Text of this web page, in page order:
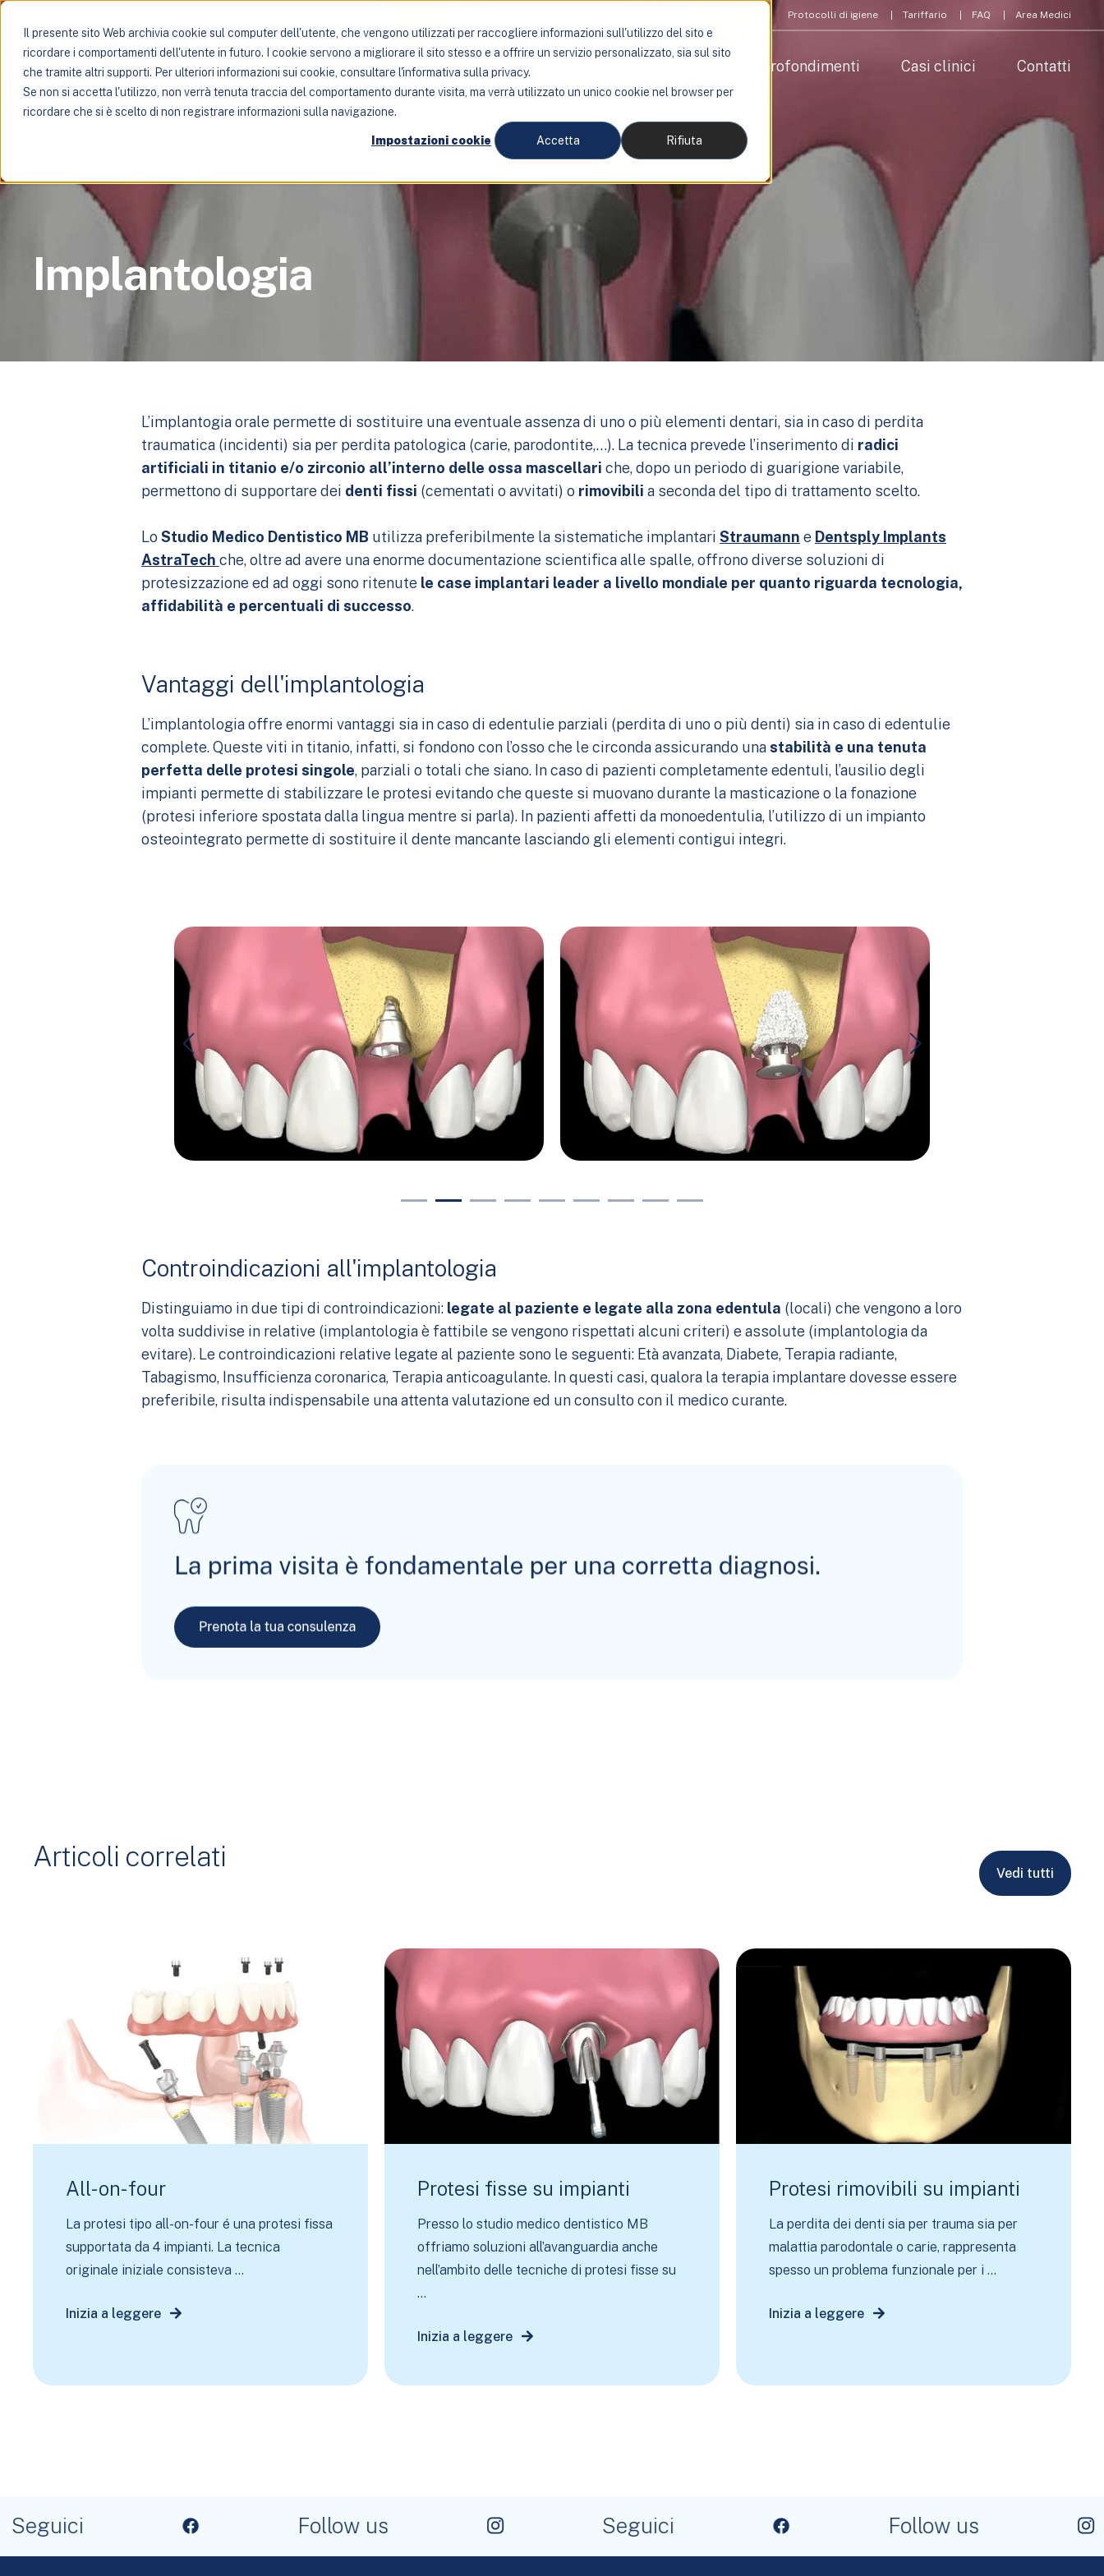
Il presente sito Web archivia cookie sul computer dell'utente, che vengono utilizzati per raccogliere informazioni sull'utilizzo del sito e
ricordare i comportamenti dell'utente in futuro. I cookie servono a migliorare il sito stesso e a offrire un servizio personalizzato, sia sul sito
che tramite altri supporti. Per ulteriori informazioni sui cookie, consultare l'informativa sulla privacy.
Se non si accetta l'utilizzo, non verrà tenuta traccia del comportamento durante visita, ma verrà utilizzato un unico cookie nel browser per
ricordare che si è scelto di non registrare informazioni sulla navigazione.
Impostazioni cookie Accetta Rifiuta
Protocolli di igiene Tariffario FAQ Area Medici
Servizi Approfondimenti Casi clinici Contatti
Implantologia
L’implantogia orale permette di sostituire una eventuale assenza di uno o più elementi dentari, sia in caso di perdita
traumatica (incidenti) sia per perdita patologica (carie, parodontite,…). La tecnica prevede l’inserimento di radici
artificiali in titanio e/o zirconio all’interno delle ossa mascellari che, dopo un periodo di guarigione variabile,
permettono di supportare dei denti fissi (cementati o avvitati) o rimovibili a seconda del tipo di trattamento scelto.
Lo Studio Medico Dentistico MB utilizza preferibilmente la sistematiche implantari Straumann e Dentsply Implants
AstraTech che, oltre ad avere una enorme documentazione scientifica alle spalle, offrono diverse soluzioni di
protesizzazione ed ad oggi sono ritenute le case implantari leader a livello mondiale per quanto riguarda tecnologia,
affidabilità e percentuali di successo.
Vantaggi dell'implantologia
L’implantologia offre enormi vantaggi sia in caso di edentulie parziali (perdita di uno o più denti) sia in caso di edentulie
complete. Queste viti in titanio, infatti, si fondono con l’osso che le circonda assicurando una stabilità e una tenuta
perfetta delle protesi singole, parziali o totali che siano. In caso di pazienti completamente edentuli, l’ausilio degli
impianti permette di stabilizzare le protesi evitando che queste si muovano durante la masticazione o la fonazione
(protesi inferiore spostata dalla lingua mentre si parla). In pazienti affetti da monoedentulia, l’utilizzo di un impianto
osteointegrato permette di sostituire il dente mancante lasciando gli elementi contigui integri.
Controindicazioni all'implantologia
Distinguiamo in due tipi di controindicazioni: legate al paziente e legate alla zona edentula (locali) che vengono a loro
volta suddivise in relative (implantologia è fattibile se vengono rispettati alcuni criteri) e assolute (implantologia da
evitare). Le controindicazioni relative legate al paziente sono le seguenti: Età avanzata, Diabete, Terapia radiante,
Tabagismo, Insufficienza coronarica, Terapia anticoagulante. In questi casi, qualora la terapia implantare dovesse essere
preferibile, risulta indispensabile una attenta valutazione ed un consulto con il medico curante.
Articoli correlati
Vedi tutti
All-on-four
La protesi tipo all-on-four é una protesi fissa
supportata da 4 impianti. La tecnica
originale iniziale consisteva ...
Inizia a leggere
Protesi fisse su impianti
Presso lo studio medico dentistico MB
offriamo soluzioni all’avanguardia anche
nell’ambito delle tecniche di protesi fisse su
...
Inizia a leggere
Protesi rimovibili su impianti
La perdita dei denti sia per trauma sia per
malattia parodontale o carie, rappresenta
spesso un problema funzionale per i ...
Inizia a leggere
Follow us Seguici Follow us